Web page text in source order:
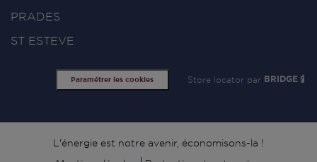
PRADES
ST ESTEVE
Paramétrer les cookies Store locator par BRIDGE
Signature
L'énergie est notre avenir, économisons-la !